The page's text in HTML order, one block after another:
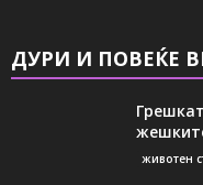
ДУРИ И ПОВЕЌЕ
животен